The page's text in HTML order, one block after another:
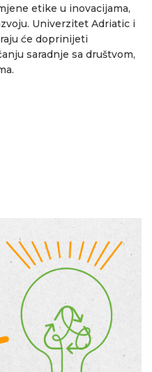
etike u inovacijama,
Univerzitet Adriatic i
će doprinijeti
saradnje sa društvom,